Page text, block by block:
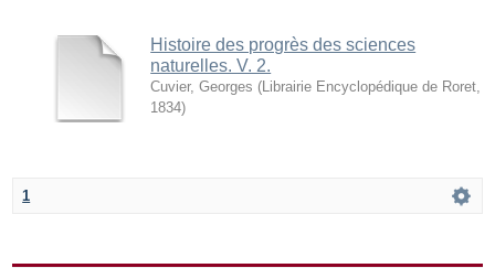
Histoire des progrès des sciences
naturelles. V. 2.
Cuvier, Georges ( Librairie Encyclopédique de Roret
1834)
1